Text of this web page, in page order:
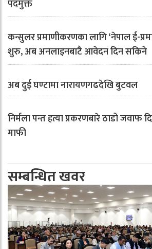
पदमुक्त
कन्सुलर प्रमाणीकरणका लागि ‘नेपाल ई-
शुरु, अब अनलाइनबाटै आवेदन दिन सकिने
अब दुई घण्टामा नारायणगढदेखि बुटवल
निर्मला पन्त हत्या प्रकरणबारे ठाडो जवाफ
माफी
सम्बन्धित खवर